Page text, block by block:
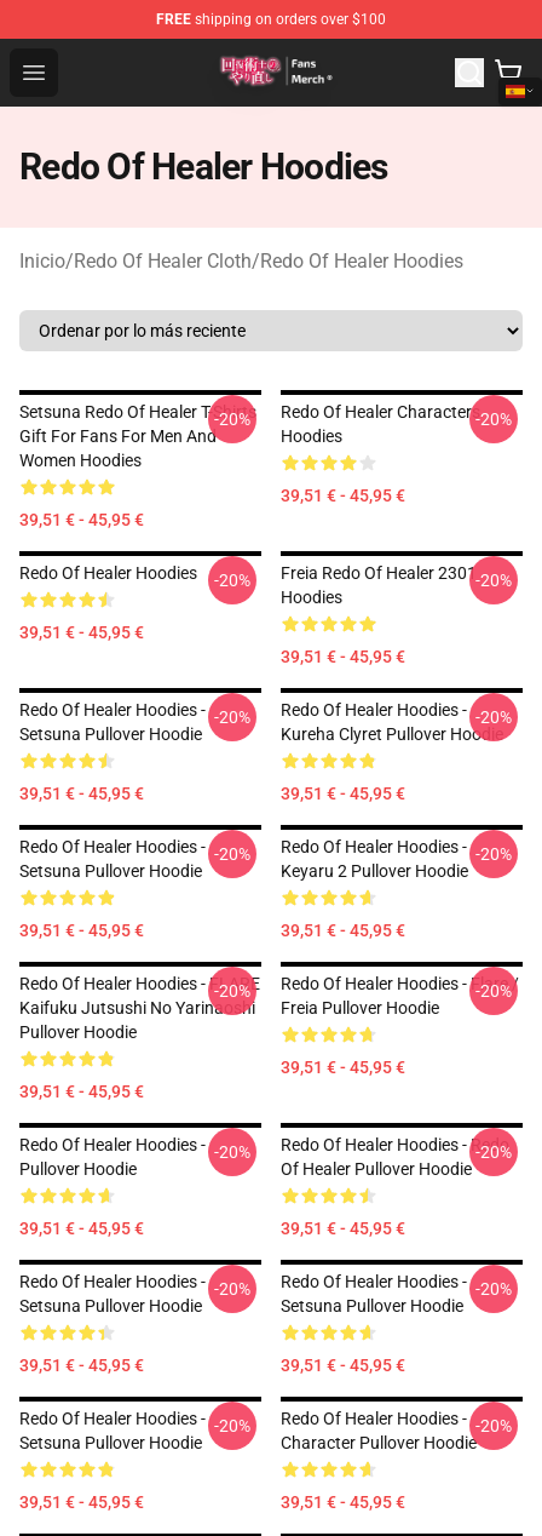
FREE shipping on orders over $100
Open menu
Redo Of Healer Store - Official Redo Of Healer
Redo Of Healer Hoodies
Inicio/Redo Of Healer Cloth/Redo Of Healer Hoodies
Setsuna Redo Of Healer T-Shirts
Gift For Fans For Men And
Women Hoodies
39,51 € - 45,95 €
-20%
Redo Of Healer Characters
Hoodies
39,51 € - 45,95 €
-20%
Redo Of Healer Hoodies
39,51 € - 45,95 €
-20%
Freia Redo Of Healer 2301
Hoodies
39,51 € - 45,95 €
-20%
Redo Of Healer Hoodies -
Setsuna Pullover Hoodie
39,51 € - 45,95 €
-20%
Redo Of Healer Hoodies -
Kureha Clyret Pullover Hoodie
39,51 € - 45,95 €
-20%
Redo Of Healer Hoodies -
Setsuna Pullover Hoodie
39,51 € - 45,95 €
-20%
Redo Of Healer Hoodies -
Keyaru 2 Pullover Hoodie
39,51 € - 45,95 €
-20%
Redo Of Healer Hoodies - FLARE
Kaifuku Jutsushi No Yarinaoshi
Pullover Hoodie
39,51 € - 45,95 €
-20%
Redo Of Healer Hoodies - Flare /
Freia Pullover Hoodie
39,51 € - 45,95 €
-20%
Redo Of Healer Hoodies -
Pullover Hoodie
39,51 € - 45,95 €
-20%
Redo Of Healer Hoodies - Redo
Of Healer Pullover Hoodie
39,51 € - 45,95 €
-20%
Redo Of Healer Hoodies -
Setsuna Pullover Hoodie
39,51 € - 45,95 €
-20%
Redo Of Healer Hoodies -
Setsuna Pullover Hoodie
39,51 € - 45,95 €
-20%
Redo Of Healer Hoodies -
Setsuna Pullover Hoodie
39,51 € - 45,95 €
-20%
Redo Of Healer Hoodies -
Character Pullover Hoodie
39,51 € - 45,95 €
-20%